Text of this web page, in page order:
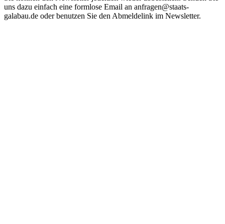
uns dazu einfach eine formlose Email an anfragen@staats-
galabau.de oder benutzen Sie den Abmeldelink im Newsletter.